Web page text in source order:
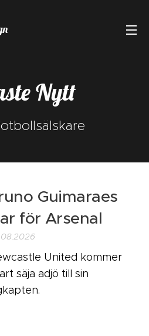
Nytt
Guimaraes
för Arsenal
United kommer
säja adjö till sin